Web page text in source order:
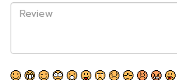
Review